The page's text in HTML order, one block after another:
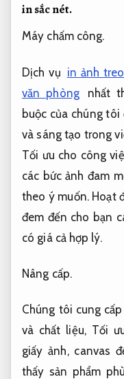
in sắc nét.
Máy chấm công.
Dịch vụ in ảnh
văn phòng
nhất
buộc của chúng
và sáng tạo trong
Tối ưu cho công
các bức ảnh đam
theo ý muốn. Hoạt
đem đến cho bạn
có giá cả hợp lý.
Nâng cấp.
Chúng tôi cung
và chất liệu, Tối
giấy ảnh, canvas
thấy sản phẩm